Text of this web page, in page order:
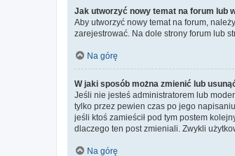
Jak utworzyć nowy temat na forum lub
Aby utworzyć nowy temat na forum,
zarejestrować. Na dole strony forum lub
Na górę
W jaki sposób można zmienić lub
Jeśli nie jesteś administratorem lub
tylko przez pewien czas po jego
jeśli ktoś zamieścił pod tym postem
dlaczego ten post zmieniali. Zwykli
Na górę